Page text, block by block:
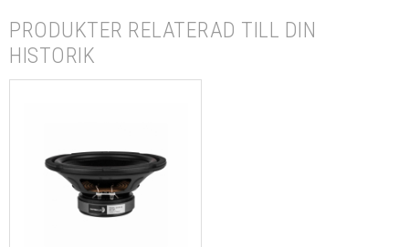
PRODUKTER RELATERAD TILL DIN
HISTORIK